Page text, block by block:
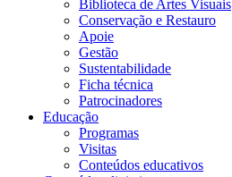
Biblioteca de Artes Visuais
Conservação e Restauro
Apoie
Gestão
Sustentabilidade
Ficha técnica
Patrocinadores
Educação
Programas
Visitas
Conteúdos educativos​